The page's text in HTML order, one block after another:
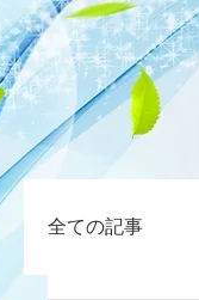
全ての記事